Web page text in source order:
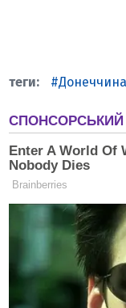
Донеччина